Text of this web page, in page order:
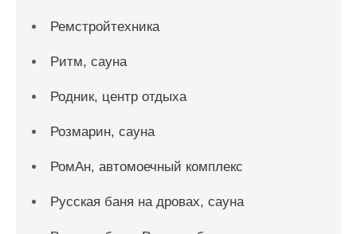
Ремстройтехника
Ритм, сауна
Родник, центр отдыха
Розмарин, сауна
РомАн, автомоечный комплекс
Русская баня на дровах, сауна